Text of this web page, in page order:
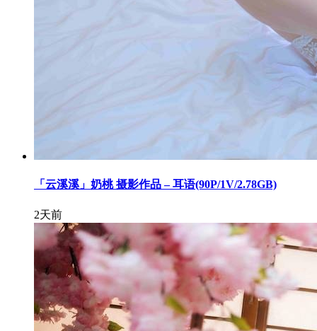
「云溪溪」奶桃 摄影作品 – 耳语(90P/1V/2.78GB)
2天前